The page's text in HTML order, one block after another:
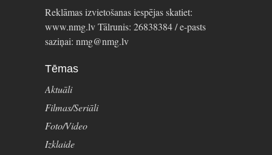
Reklāmas izvietošanas iespējas skatiet:
www.nmg.lv Tālrunis: 26838384 / e-pasts
saziņai: nmg@nmg.lv
Tēmas
Aktuāli
Filmas/Seriāli
Foto/Video
Izklaide